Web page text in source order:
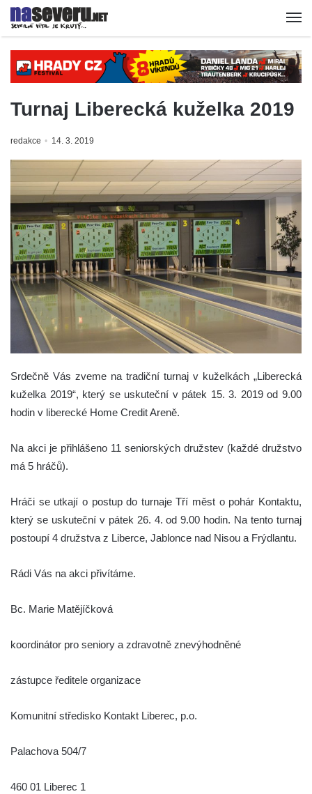
Turnaj Liberecká kuželka 2019
redakce 14. 3. 2019
Srdečně Vás zveme na tradiční turnaj v kuželkách „Liberecká
kuželka 2019“, který se uskuteční v pátek 15. 3. 2019 od 9.00
hodin v liberecké Home Credit Areně.
Na akci je přihlášeno 11 seniorských družstev (každé družstvo
má 5 hráčů).
Hráči se utkají o postup do turnaje Tří měst o pohár Kontaktu,
který se uskuteční v pátek 26. 4. od 9.00 hodin. Na tento turnaj
postoupí 4 družstva z Liberce, Jablonce nad Nisou a Frýdlantu.
Rádi Vás na akci přivítáme.
Bc. Marie Matějíčková
koordinátor pro seniory a zdravotně znevýhodněné
zástupce ředitele organizace
Komunitní středisko Kontakt Liberec, p.o.
Palachova 504/7
460 01 Liberec 1